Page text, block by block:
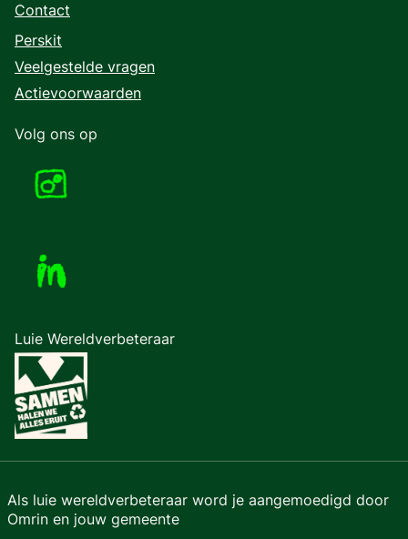
Contact
Perskit
Veelgestelde vragen
Actievoorwaarden
Volg ons op
Luie Wereldverbeteraar
Als luie wereldverbeteraar word je aangemoedigd door
Omrin en jouw gemeente